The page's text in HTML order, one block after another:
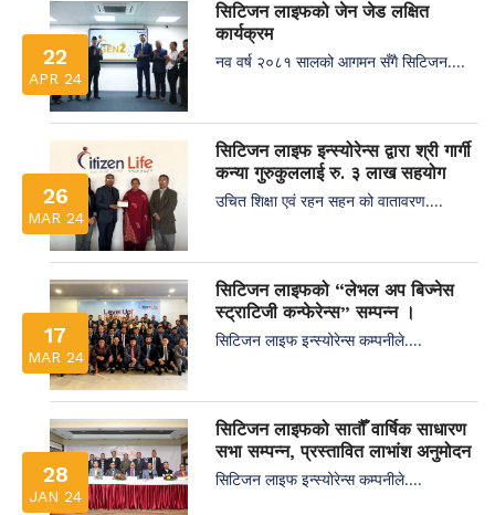
22
APR 24
सिटिजन लाइफको जेन जेड लक्षित
कार्यक्रम
नव वर्ष २०८१ सालको आगमन सँगै सिटिजन....
26
MAR 24
सिटिजन लाइफ इन्स्योरेन्स द्वारा श्री गार्गी
कन्या गुरुकुललाई रु. ३ लाख सहयोग
उचित शिक्षा एवं रहन सहन को वातावरण....
17
MAR 24
सिटिजन लाइफको “लेभल अप बिज्नेस
स्ट्राटिजी कन्फेरेन्स” सम्पन्न ।
सिटिजन लाइफ इन्स्योरेन्स कम्पनीले....
28
JAN 24
सिटिजन लाइफको सातौँ वार्षिक साधारण
सभा सम्पन्न, प्रस्तावित लाभांश अनुमोदन
सिटिजन लाइफ इन्स्योरेन्स कम्पनीले....